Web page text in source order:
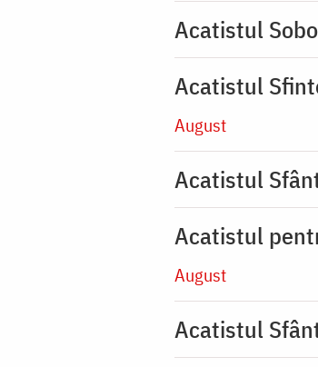
Acatistul
Acatistul
August
Acatistul
Acatistul
August
Acatistul